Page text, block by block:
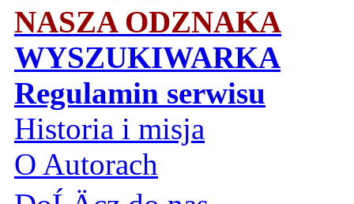
NASZA ODZNAKA
WYSZUKIWARKA
Regulamin serwisu
Historia i misja
O Autorach